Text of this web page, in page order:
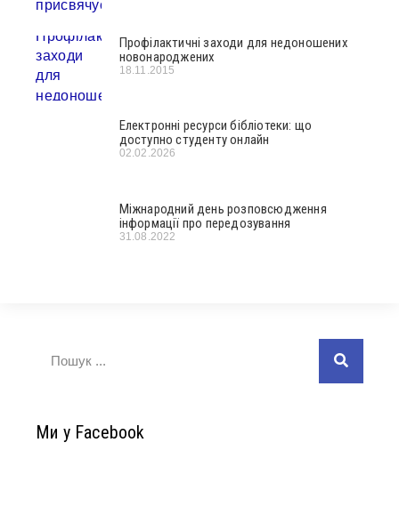
Профілактичні заходи для недоношених
новонароджених
18.11.2015
Електронні ресурси бібліотеки: що
доступно студенту онлайн
02.02.2026
Міжнародний день розповсюдження
інформації про передозування
31.08.2022
Ми у Facebook